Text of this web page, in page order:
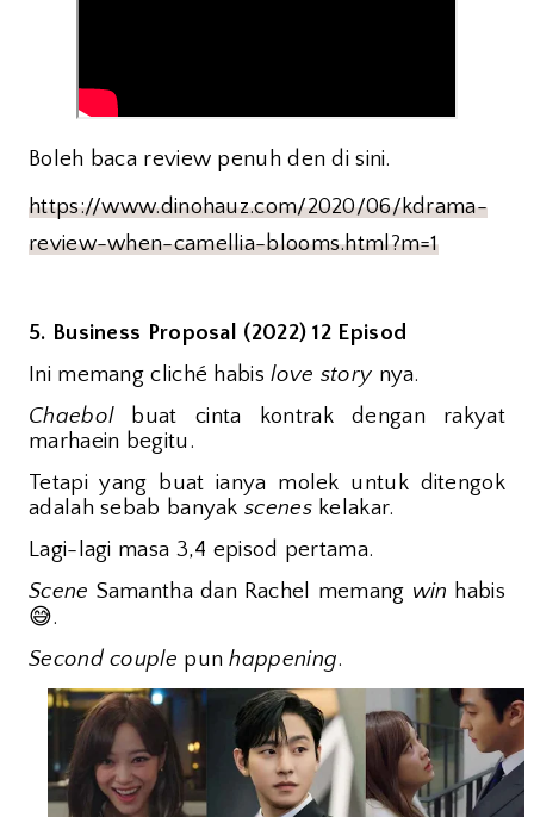
Boleh baca review penuh den di sini.
https://www.dinohauz.com/2020/06/kdrama-
review-when-camellia-blooms.html?m=1
5. Business Proposal (2022) 12 Episod
Ini memang cliché habislove story nya.
Chaebolbuat cinta kontrak dengan rakyat
marhaein begitu.
Tetapi yang buat ianya molek untuk ditengok
adalah sebab banyaksceneskelakar.
Lagi-lagi masa 3,4 episod pertama.
Scene Samantha dan Rachel memang win habis
😅.
Second couple punhappening.